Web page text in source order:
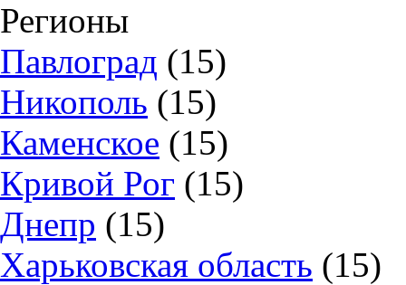
Регионы
Павлоград (15)
Никополь (15)
Каменское (15)
Кривой Рог (15)
Днепр (15)
Харьковская область (15)